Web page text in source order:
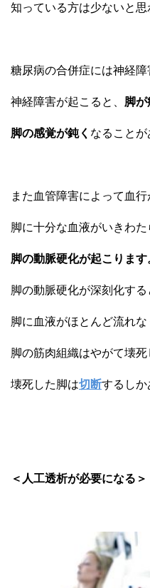
知っている方は少ないと思
糖尿病の合併症には神経障
神経障害が起こると、 脚が
脚の感覚が鈍く なることが
また血管障害によって血行
脚に十分な血液がいきわた
脚の動脈硬化が起こります
脚の動脈硬化が深刻化する
脚に血液がほとんど流れな
脚の筋肉組織はやがて壊死
壊死した脚は切断するしか
＜人工透析が必要になる＞